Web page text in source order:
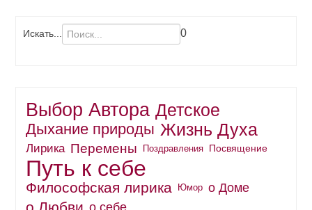
Искать... 0
Выбор Автора Детское
Дыхание природы Жизнь Духа
Лирика Перемены Поздравления Посвящение
Путь к себе
Философская лирика Юмор о Доме
о себе